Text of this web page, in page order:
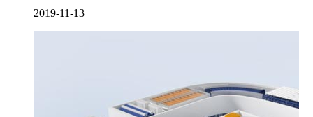
2019-11-13